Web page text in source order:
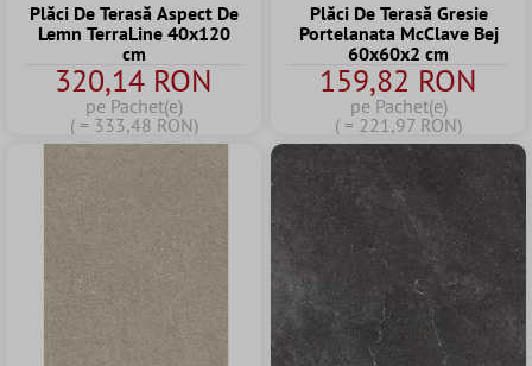
Plăci De Terasă Aspect De
Lemn TerraLine 40x120
cm
320,14 RON
pe Pachet(e)
( = 333,48 RON)
Plăci De Terasă Gresie
Portelanata McClave Bej
60x60x2 cm
159,82 RON
pe Pachet(e)
( = 221,97 RON)